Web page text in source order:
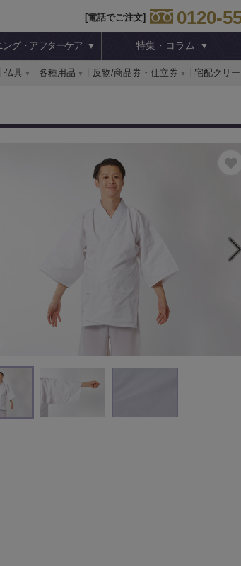
[電話でご注文] 0120-
ング・アフターケア 特集・コラム
仏具 各種用品 反物/商品券・仕立券 宅配クリ